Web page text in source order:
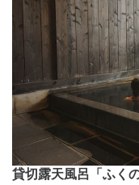
貸切露天風呂「ふくの